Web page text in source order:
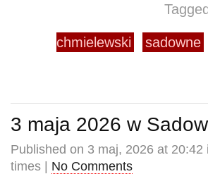
chmielewski sadowne
3 maja 2026 w
Published on 3 maj, 2026 at 20:42
times | No Comments